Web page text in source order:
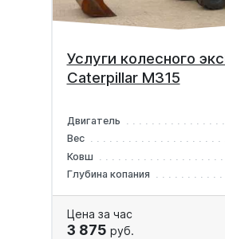
Услуги колесного
Caterpillar M315
Двигатель
Вес
Ковш
Глубина копания
Цена за час
3 875 руб.